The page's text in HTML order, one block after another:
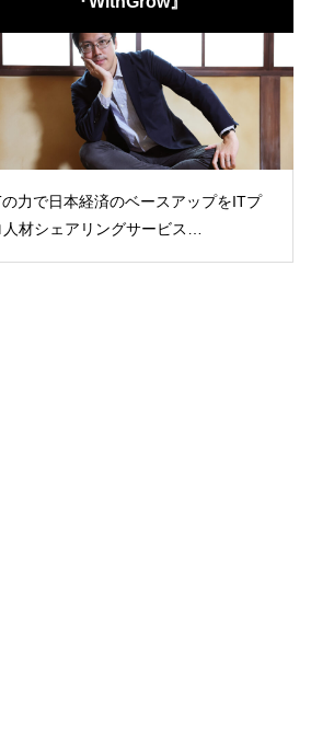
ITプ
技術と発想を掛け算キーパーソ
から紐解くCAC流の新規事業開